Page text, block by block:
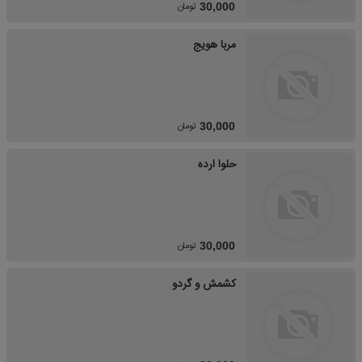
30,000 تومان
مربا هویج
30,000 تومان
حلوا ارده
30,000 تومان
کشمش و گردو